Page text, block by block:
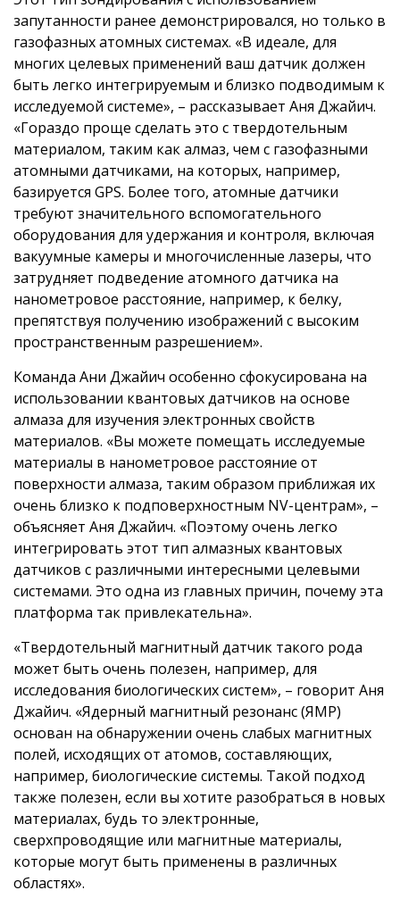
запутанности ранее демонстрировался, но только в
газофазных атомных системах. «В идеале, для
многих целевых применений ваш датчик должен
быть легко интегрируемым и близко подводимым к
исследуемой системе», – рассказывает Аня Джайич.
«Гораздо проще сделать это с твердотельным
материалом, таким как алмаз, чем с газофазными
атомными датчиками, на которых, например,
базируется GPS. Более того, атомные датчики
требуют значительного вспомогательного
оборудования для удержания и контроля, включая
вакуумные камеры и многочисленные лазеры, что
затрудняет подведение атомного датчика на
нанометровое расстояние, например, к белку,
препятствуя получению изображений с высоким
пространственным разрешением».
Команда Ани Джайич особенно сфокусирована на
использовании квантовых датчиков на основе
алмаза для изучения электронных свойств
материалов. «Вы можете помещать исследуемые
материалы в нанометровое расстояние от
поверхности алмаза, таким образом приближая их
очень близко к подповерхностным NV-центрам», –
объясняет Аня Джайич. «Поэтому очень легко
интегрировать этот тип алмазных квантовых
датчиков с различными интересными целевыми
системами. Это одна из главных причин, почему эта
платформа так привлекательна».
«Твердотельный магнитный датчик такого рода
может быть очень полезен, например, для
исследования биологических систем», – говорит Аня
Джайич. «Ядерный магнитный резонанс (ЯМР)
основан на обнаружении очень слабых магнитных
полей, исходящих от атомов, составляющих,
например, биологические системы. Такой подход
также полезен, если вы хотите разобраться в новых
материалах, будь то электронные,
сверхпроводящие или магнитные материалы,
которые могут быть применены в различных
областях».